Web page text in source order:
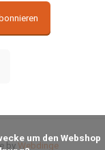
by Webdinge